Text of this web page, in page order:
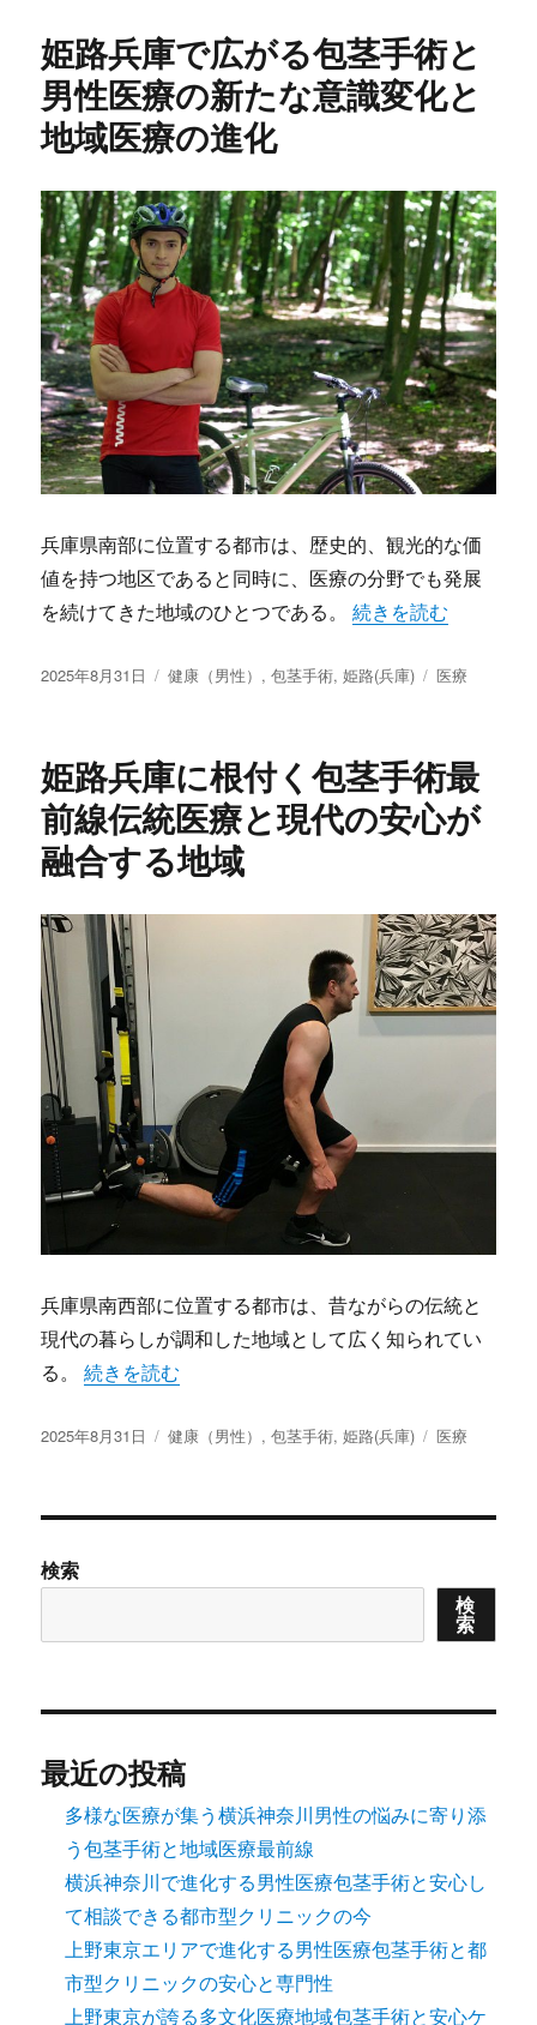
ー
姫路兵庫で広がる包茎手術と
男性医療の新たな意識変化と
地域医療の進化
兵庫県南部に位置する都市は、歴史的、観光的な価
値を持つ地区であると同時に、医療の分野でも発展
を続けてきた地域のひとつである。“姫路兵庫で広がる
続きを読む
投
2025年8月31日
カ
ー
健康（男性） ,包茎手術,姫路(兵庫)
タ
医療
姫路兵庫に根付く包茎手術最
前線伝統医療と現代の安心が
融合する地域
兵庫県南西部に位置する都市は、昔ながらの伝統と
現代の暮らしが調和した地域として広く知られてい
る。“姫路兵庫に根付く包茎手術最前線伝統医療と現代
続きを読む
投
2025年8月31日
カ
リ
健康（男性） ,包茎手術,姫路(兵庫)
タ
医療
検索
検
索
最近の投稿
多様な医療が集う横浜神奈川男性の悩みに寄り添
う包茎手術と地域医療最前線
横浜神奈川で進化する男性医療包茎手術と安心し
て相談できる都市型クリニックの今
上野東京エリアで進化する男性医療包茎手術と都
市型クリニックの安心と専門性
上野東京が誇る多文化医療地域包茎手術と安心ケ